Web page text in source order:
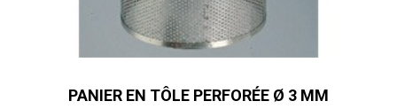
PANIER EN TÔLE PERFORÉE Ø 3 MM